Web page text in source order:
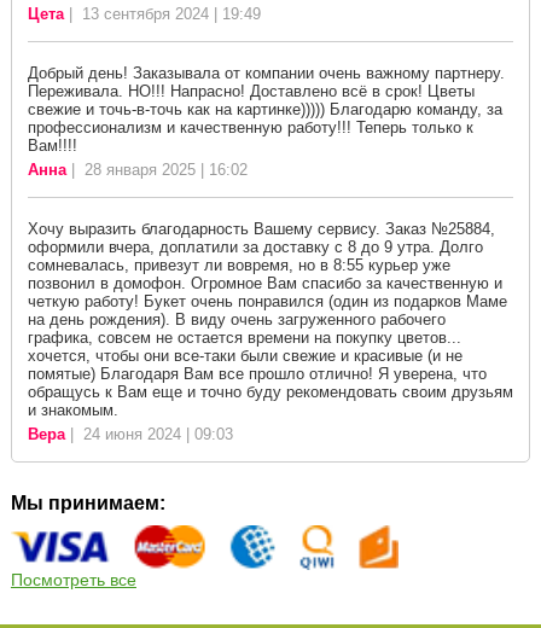
Цета| 13 сентября 2024 | 19:49
Добрый день! Заказывала от компании очень важному партнеру.
Переживала. НО!!! Напрасно! Доставлено всё в срок! Цветы
свежие и точь-в-точь как на картинке))))) Благодарю команду, за
профессионализм и качественную работу!!! Теперь только к
Вам!!!!
Анна| 28 января 2025 | 16:02
Хочу выразить благодарность Вашему сервису. Заказ №25884,
оформили вчера, доплатили за доставку с 8 до 9 утра. Долго
сомневалась, привезут ли вовремя, но в 8:55 курьер уже
позвонил в домофон. Огромное Вам спасибо за качественную и
четкую работу! Букет очень понравился (один из подарков Маме
на день рождения). В виду очень загруженного рабочего
графика, совсем не остается времени на покупку цветов...
хочется, чтобы они все-таки были свежие и красивые (и не
помятые) Благодаря Вам все прошло отлично! Я уверена, что
обращусь к Вам еще и точно буду рекомендовать своим друзьям
и знакомым.
Вера| 24 июня 2024 | 09:03
Мы принимаем:
Посмотреть все